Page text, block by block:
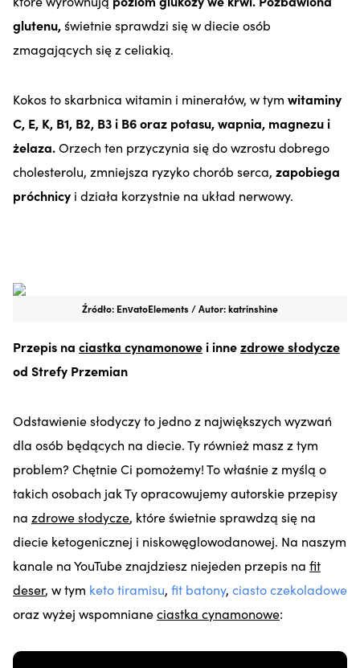
glutenu,świetnie sprawdzi się w diecie osób
zmagających się z celiakią.
Kokos to skarbnica witamin i minerałów, w tym witaminy
C, E, K, B1, B2, B3 i B6 oraz potasu, wapnia, magnezu i
żelaza.Orzech ten przyczynia się do wzrostu dobrego
cholesterolu, zmniejsza ryzyko chorób serca, zapobiega
próchnicy i działa korzystnie na układ nerwowy.
Źródło: EnvatoElements / Autor: katrinshine
Przepis na ciastka cynamonowei innezdrowe słodycze
od Strefy Przemian
Odstawienie słodyczy to jedno z największych wyzwań
dla osób będących na diecie. Ty również masz z tym
problem? Chętnie Ci pomożemy! To właśnie z myślą o
takich osobach jak Ty opracowujemy autorskie przepisy
na zdrowe słodycze, które świetnie sprawdzą się na
diecie ketogenicznej i niskowęglowodanowej. Na naszym
kanale na YouTube znajdziesz niejeden przepis na fit
deser, w tym keto tiramisu, fit batony, ciasto czekoladowe
oraz wyżej wspomnianeciastka cynamonowe: